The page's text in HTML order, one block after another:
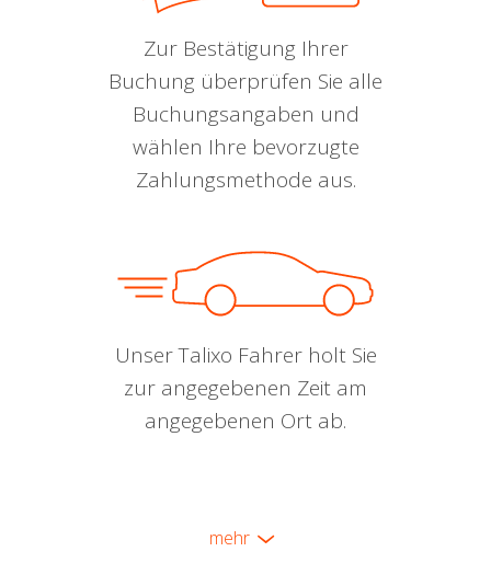
Zur Bestätigung Ihrer
Buchung überprüfen Sie alle
Buchungsangaben und
wählen Ihre bevorzugte
Zahlungsmethode aus.
Unser Talixo Fahrer holt Sie
zur angegebenen Zeit am
angegebenen Ort ab.
mehr